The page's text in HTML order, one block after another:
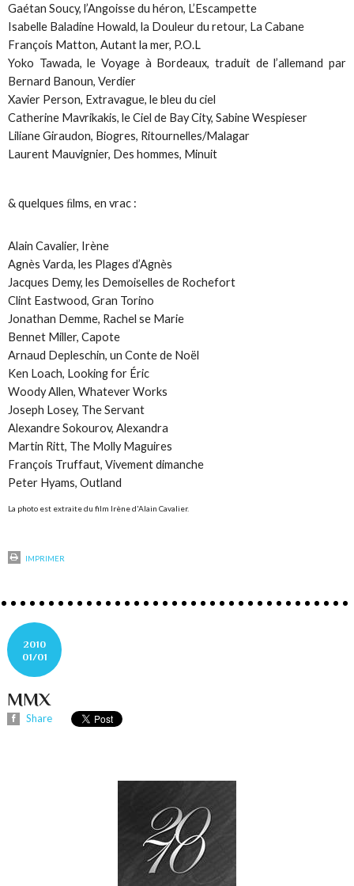
Gaétan Soucy,l’Angoisse du héron, L’Escampette
Isabelle Baladine Howald,la Douleur du retour, La Cabane
François Matton,Autant la mer, P.O.L
Yoko Tawada,le Voyage à Bordeaux, traduit de l’allemand par
Bernard Banoun, Verdier
Xavier Person, Extravague, le bleu du ciel
Catherine Mavrikakis,le Ciel de Bay City, Sabine Wespieser
Liliane Giraudon, Biogres, Ritournelles/Malagar
Laurent Mauvignier, Des hommes, Minuit
& quelques ﬁlms, en vrac :
Alain Cavalier, Irène
Agnès Varda,les Plages d’Agnès
Jacques Demy,les Demoiselles de Rochefort
Clint Eastwood,Gran Torino
Jonathan Demme, Rachel se Marie
Bennet Miller,Capote
Arnaud Depleschin,un Conte de Noël
Ken Loach, Looking for Éric
Woody Allen,Whatever Works
Joseph Losey, The Servant
Alexandre Sokourov,Alexandra
Martin Ritt, The Molly Maguires
François Truffaut,Vivement dimanche
Peter Hyams,Outland
La photo est extraite du film Irèned'Alain Cavalier.
IMPRIMER
2010
01/01
MMX
Share